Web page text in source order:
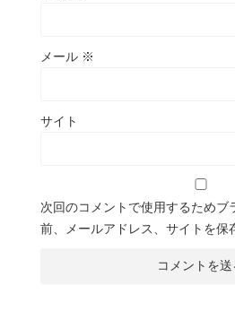
メール ※
サイト
次回のコメントで使用するためブ
前、メールアドレス、サイトを保